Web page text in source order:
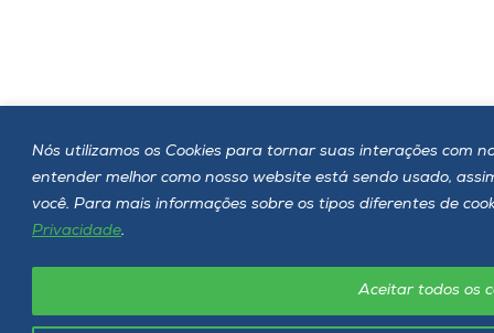
Nós utilizamos os Cookies para tornar suas interações com
entender melhor como nosso website está sendo usado,
você. Para mais informações sobre os tipos diferentes de
Privacidade.
Aceitar todos os